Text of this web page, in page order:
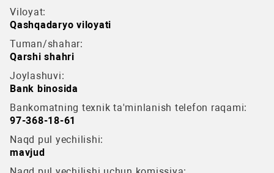
Viloyat:
Qashqadaryo viloyati
Tuman/shahar:
Qarshi shahri
Joylashuvi:
Bank binosida
Bankomatning texnik ta'minlanish telefon raqami:
97-368-18-61
Naqd pul yechilishi:
mavjud